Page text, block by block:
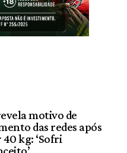
motivo de
das redes após
kg: ‘Sofri